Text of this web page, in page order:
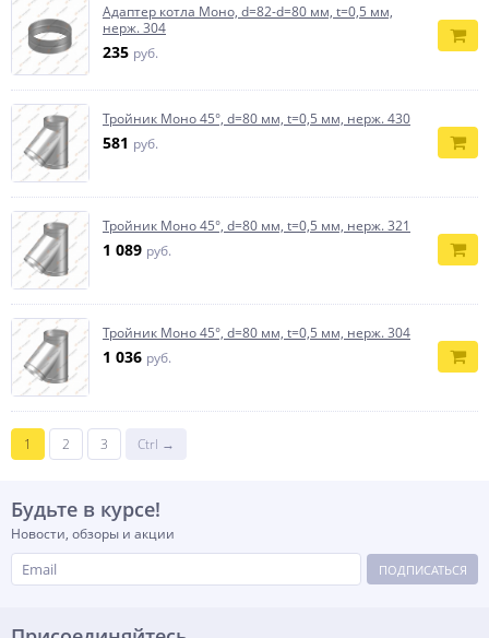
Адаптер котла Моно, d=82-d=80 мм, t=0,5 мм,
нерж. 304
235 руб.
Тройник Моно 45°, d=80 мм, t=0,5 мм, нерж. 430
581 руб.
Тройник Моно 45°, d=80 мм, t=0,5 мм, нерж. 321
1 089 руб.
Тройник Моно 45°, d=80 мм, t=0,5 мм, нерж. 304
1 036 руб.
1 2 3 Ctrl →
Будьте в курсе!
Новости, обзоры и акции
ПОДПИСАТЬСЯ